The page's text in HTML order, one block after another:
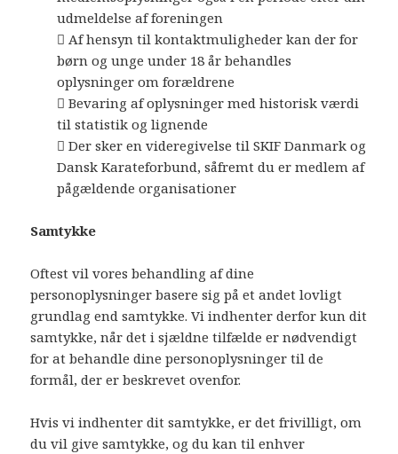
udmeldelse af foreningen
 Af hensyn til kontaktmuligheder kan der for
børn og unge under 18 år behandles
oplysninger om forældrene
 Bevaring af oplysninger med historisk værdi
til statistik og lignende
 Der sker en videregivelse til SKIF Danmark og
Dansk Karateforbund, såfremt du er medlem af
pågældende organisationer
Samtykke
Oftest vil vores behandling af dine
personoplysninger basere sig på et andet lovligt
grundlag end samtykke. Vi indhenter derfor kun dit
samtykke, når det i sjældne tilfælde er nødvendigt
for at behandle dine personoplysninger til de
formål, der er beskrevet ovenfor.
Hvis vi indhenter dit samtykke, er det frivilligt, om
du vil give samtykke, og du kan til enhver